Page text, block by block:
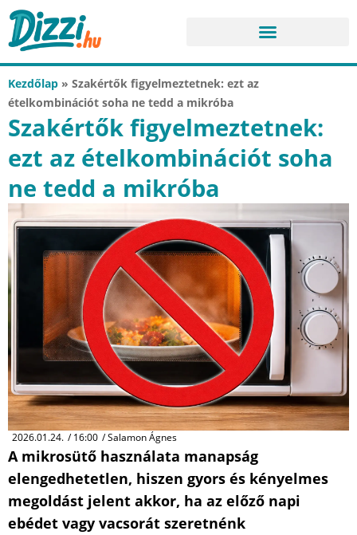
Kezdőlap » Szakértők figyelmeztetnek: ezt az
ételkombinációt soha ne tedd a mikróba
Szakértők figyelmeztetnek:
ezt az ételkombinációt soha
ne tedd a mikróba
2026.01.24. / 16:00 /Salamon Ágnes
A mikrosütő használata manapság
elengedhetetlen, hiszen gyors és kényelmes
megoldást jelent akkor, ha az előző napi
ebédet vagy vacsorát szeretnénk